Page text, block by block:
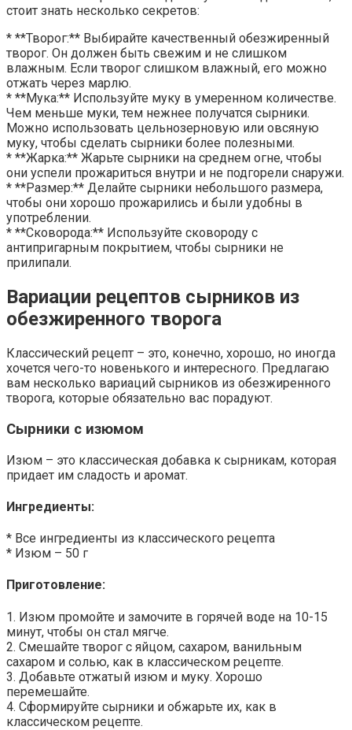
стоит знать несколько секретов:
* **Творог:** Выбирайте качественный обезжиренный
творог. Он должен быть свежим и не слишком
влажным. Если творог слишком влажный, его можно
отжать через марлю.
* **Мука:** Используйте муку в умеренном количестве.
Чем меньше муки, тем нежнее получатся сырники.
Можно использовать цельнозерновую или овсяную
муку, чтобы сделать сырники более полезными.
* **Жарка:** Жарьте сырники на среднем огне, чтобы
они успели прожариться внутри и не подгорели снаружи.
* **Размер:** Делайте сырники небольшого размера,
чтобы они хорошо прожарились и были удобны в
употреблении.
* **Сковорода:** Используйте сковороду с
антипригарным покрытием, чтобы сырники не
прилипали.
Вариации рецептов сырников из
обезжиренного творога
Классический рецепт – это, конечно, хорошо, но иногда
хочется чего-то новенького и интересного. Предлагаю
вам несколько вариаций сырников из обезжиренного
творога, которые обязательно вас порадуют.
Сырники с изюмом
Изюм – это классическая добавка к сырникам, которая
придает им сладость и аромат.
Ингредиенты:
* Все ингредиенты из классического рецепта
* Изюм – 50 г
Приготовление:
1. Изюм промойте и замочите в горячей воде на 10-15
минут, чтобы он стал мягче.
2. Смешайте творог с яйцом, сахаром, ванильным
сахаром и солью, как в классическом рецепте.
3. Добавьте отжатый изюм и муку. Хорошо
перемешайте.
4. Сформируйте сырники и обжарьте их, как в
классическом рецепте.